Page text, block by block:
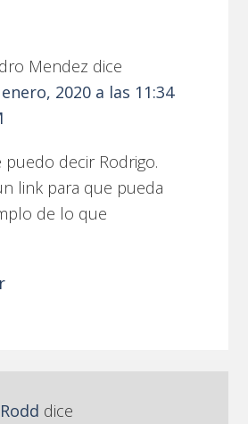
Mendez dice
2020 a las 11:34
puedo decir Rodrigo.
link para que pueda
de lo que
dice